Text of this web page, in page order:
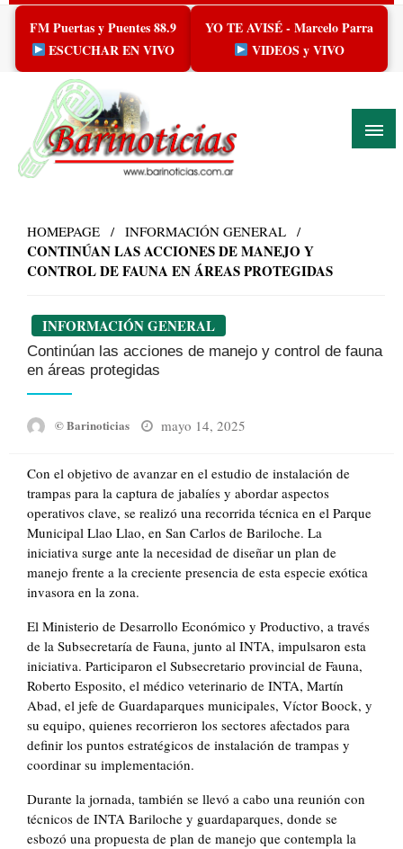
Skip
content
FM Puertas y Puentes 88.9
ESCUCHAR EN VIVO
YO TE AVISÉ - Marcelo Parra
VIDEOS y VIVO
HOMEPAGE INFORMACIÓN GENERAL
CONTINÚAN LAS ACCIONES DE MANEJO Y
CONTROL DE FAUNA EN ÁREAS PROTEGIDAS
INFORMACIÓN GENERAL
Continúan las acciones de manejo y control de fauna
en áreas protegidas
© Barinoticias
Posted
mayo 14, 2025
Con el objetivo de avanzar en el estudio de instalación de
trampas para la captura de jabalíes y abordar aspectos
operativos clave, se realizó una recorrida técnica en el Parque
Municipal Llao Llao, en San Carlos de Bariloche. La
iniciativa surge ante la necesidad de diseñar un plan de
manejo frente a la creciente presencia de esta especie exótica
invasora en la zona.
El Ministerio de Desarrollo Económico y Productivo, a través
de la Subsecretaría de Fauna, junto al INTA, impulsaron esta
iniciativa. Participaron el Subsecretario provincial de Fauna,
Roberto Esposito, el médico veterinario de INTA, Martín
Abad, el jefe de Guardaparques municipales, Víctor Boock, y
su equipo, quienes recorrieron los sectores afectados para
definir los puntos estratégicos de instalación de trampas y
coordinar su implementación.
Durante la jornada, también se llevó a cabo una reunión con
técnicos de INTA Bariloche y guardaparques, donde se
esbozó una propuesta de plan de manejo que contempla la